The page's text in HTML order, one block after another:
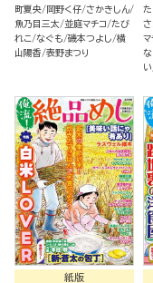
町夏央 岡野く仔 さかきしん
魚乃目三太
並庭マチコ たび
れこ なぐも 磯本つよし 横
山陽香 表野まつり
た
さ
マ
な
い
紙版